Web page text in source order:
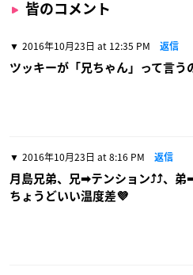
皆のコメント
2016年10月23日 at 12:35 PM 返信
ツッキーが「兄ちゃん」って言う
2016年10月23日 at 8:16 PM 返信
月島兄弟、兄➡テンション⤴⤴、
ちょうどいい温度差💜